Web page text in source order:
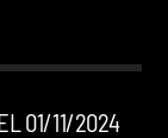
01/11/2024